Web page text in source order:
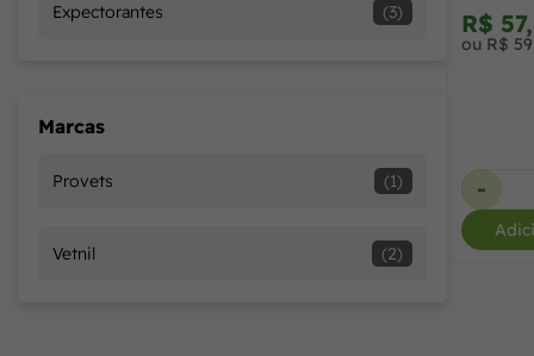
Expectorantes (3)
Marcas
Provets (1)
Vetnil (2)
R$
ou R$
-